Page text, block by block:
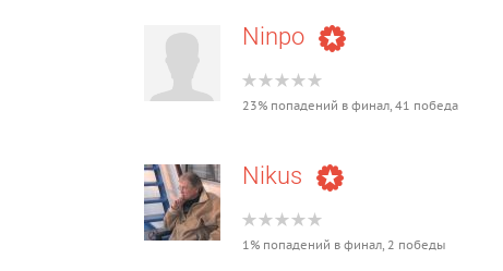
Ninpo
23% попадений в финал, 41 победа
Nikus
1% попадений в финал, 2 победы